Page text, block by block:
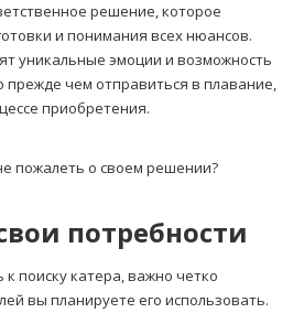
решение, которое
и понимания всех нюансов.
уникальные эмоции и возможность
прежде чем отправиться в плавание,
приобретения.
пожалеть о своем решении?
потребности
поиску катера, важно четко
вы планируете его использовать.